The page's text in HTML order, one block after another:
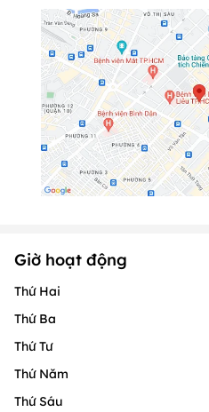
Giờ hoạt động
Thứ Hai
Thứ Ba
Thứ Tư
Thứ Năm
Thứ Sáu